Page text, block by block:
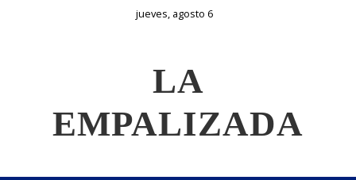
jueves, agosto 6
LA
EMPALIZADA